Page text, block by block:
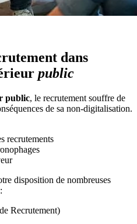
dans
public
public, le recrutement souffre de
de sa non-digitalisation.
recrutements
disposition de nombreuses
Recrutement)